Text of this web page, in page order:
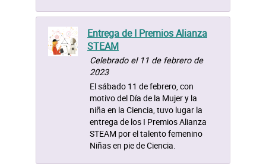
Entrega de I Premios Alianza
STEAM
Celebrado el 11 de febrero de
2023
El sábado 11 de febrero, con
motivo del Día de la Mujer y la
niña en la Ciencia, tuvo lugar la
entrega de los I Premios Alianza
STEAM por el talento femenino
Niñas en pie de Ciencia.